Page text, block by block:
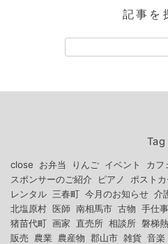
記事を
Tag
close お弁当 りんご イベント カフ
スポンサーのご紹介
ピアノ ポスト
レンタル 三春町 今月のお知らせ 介
北塩原村 医師 南相馬市 古物 手仕事
猪苗代町 画家 直売所 相談所 磐梯
販売
農業 農産物 郡山市 雑貨 音楽